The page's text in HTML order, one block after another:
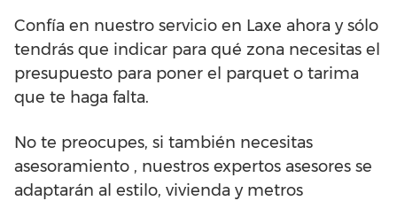
Confía en nuestro servicio en Laxe ahora y sólo
tendrás que indicar para qué zona necesitas el
presupuesto para poner el parquet o tarima
que te haga falta.
No te preocupes, si también necesitas
asesoramiento , nuestros expertos asesores se
adaptarán al estilo, vivienda y metros